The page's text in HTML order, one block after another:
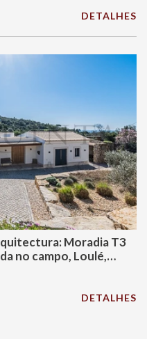
DETALHES
Moradia T3
no campo, Loulé,
DETALHES